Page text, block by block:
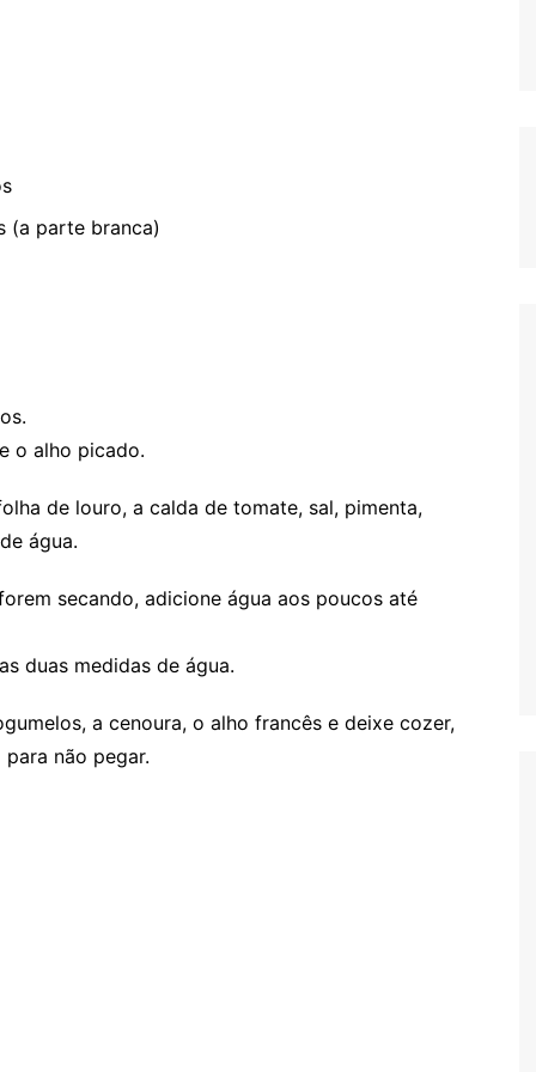
(a parte branca)
o alho picado.
de louro, a calda de tomate, sal, pimenta,
água.
secando, adicione água aos poucos até
duas medidas de água.
a cenoura, o alho francês e deixe cozer,
não pegar.